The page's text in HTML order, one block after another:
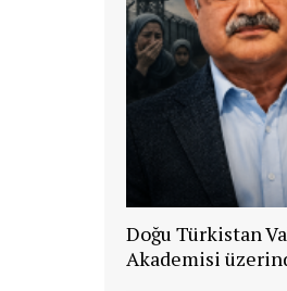
Doğu Türkistan
Akademisi